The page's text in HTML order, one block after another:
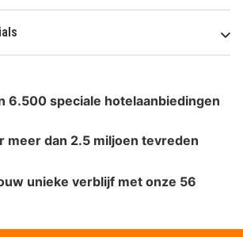
6.500 speciale hotelaanbiedingen
meer dan 2.5 miljoen tevreden
unieke verblijf met onze 56